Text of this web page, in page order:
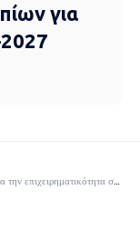
για
στη Δυτική Ελλάδα την Παρασκευή (01/12) στο Αγρίνιο